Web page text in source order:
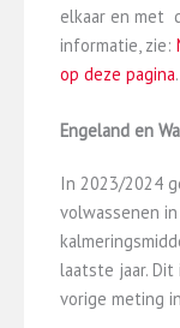
elkaar en met
informatie, zie:
op deze pagina.
Engeland en
In 2023/2024
volwassenen
laatste jaar.
vorige meting